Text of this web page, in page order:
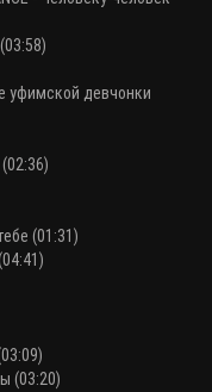
уфимской девчонки
(01:31)
(03:20)